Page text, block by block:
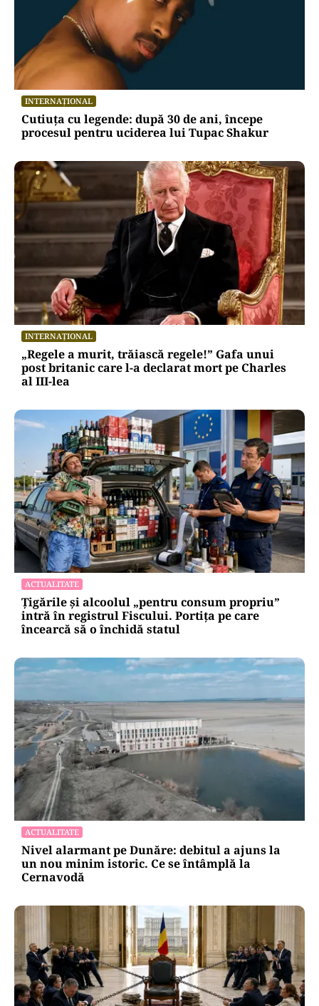
INTERNAȚIONAL
Cutiuța cu legende: după 30 de ani, începe
procesul pentru uciderea lui Tupac Shakur
INTERNAȚIONAL
„Regele a murit, trăiască regele!” Gafa unui
post britanic care l-a declarat mort pe Charles
al III-lea
ACTUALITATE
Țigările și alcoolul „pentru consum propriu”
intră în registrul Fiscului. Portița pe care
încearcă să o închidă statul
ACTUALITATE
Nivel alarmant pe Dunăre: debitul a ajuns la
un nou minim istoric. Ce se întâmplă la
Cernavodă